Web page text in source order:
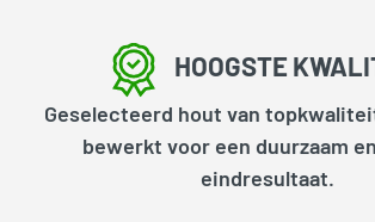
HOOGSTE
Geselecteerd hout van
bewerkt voor een duurzaam
eindresultaat.